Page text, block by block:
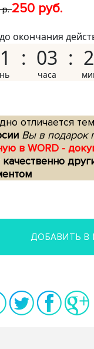
р.250 руб.
до окончания
03
отличается
Вы в подарок
в WORD -
качественно
ДОБАВИТЬ В